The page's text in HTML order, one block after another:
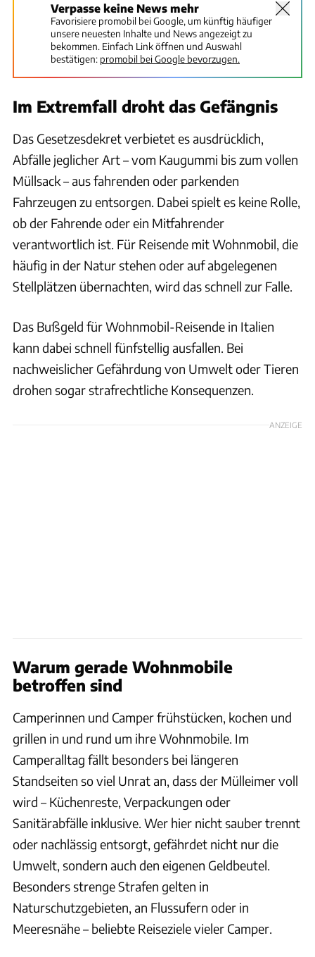
Verpasse keine News mehr
Favorisiere promobil bei Google, um künftig häufiger
unsere neuesten Inhalte und News angezeigt zu
bekommen. Einfach Link öffnen und Auswahl
bestätigen: promobil bei Google bevorzugen.
Im Extremfall droht das Gefängnis
Das Gesetzesdekret verbietet es ausdrücklich,
Abfälle jeglicher Art – vom Kaugummi bis zum vollen
Müllsack – aus fahrenden oder parkenden
Fahrzeugen zu entsorgen. Dabei spielt es keine Rolle,
ob der Fahrende oder ein Mitfahrender
verantwortlich ist. Für Reisende mit Wohnmobil, die
häufig in der Natur stehen oder auf abgelegenen
Stellplätzen übernachten, wird das schnell zur Falle.
Das Bußgeld für Wohnmobil-Reisende in Italien
kann dabei schnell fünfstellig ausfallen. Bei
nachweislicher Gefährdung von Umwelt oder Tieren
drohen sogar strafrechtliche Konsequenzen.
ANZEIGE
Warum gerade Wohnmobile
betroffen sind
Camperinnen und Camper frühstücken, kochen und
grillen in und rund um ihre Wohnmobile. Im
Camperalltag fällt besonders bei längeren
Standseiten so viel Unrat an, dass der Mülleimer voll
wird – Küchenreste, Verpackungen oder
Sanitärabfälle inklusive. Wer hier nicht sauber trennt
oder nachlässig entsorgt, gefährdet nicht nur die
Umwelt, sondern auch den eigenen Geldbeutel.
Besonders strenge Strafen gelten in
Naturschutzgebieten, an Flussufern oder in
Meeresnähe – beliebte Reiseziele vieler Camper.